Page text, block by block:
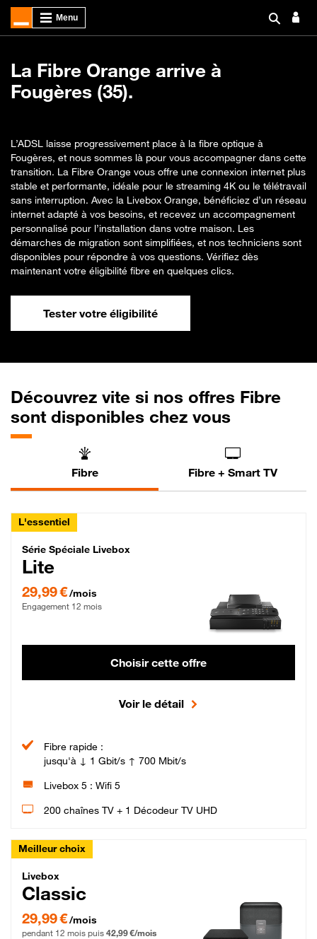
La Fibre Orange arrive à
Fougères (35).
L’ADSL laisse progressivement place à la fibre optique à
Fougères, et nous sommes là pour vous accompagner dans cette
transition. La Fibre Orange vous offre une connexion internet plus
stable et performante, idéale pour le streaming 4K ou le télétravail
sans interruption. Avec la Livebox Orange, bénéficiez d’un réseau
internet adapté à vos besoins, et recevez un accompagnement
personnalisé pour l’installation dans votre maison. Les
démarches de migration sont simplifiées, et nos techniciens sont
disponibles pour répondre à vos questions. Vérifiez dès
maintenant votre éligibilité fibre en quelques clics.
Tester votre éligibilité
Découvrez vite si nos offres Fibre
sont disponibles chez vous
Fibre Fibre + Smart TV
L'essentiel
Série Spéciale Livebox Lite Fibre
Série Spéciale Livebox
Lite
29,99 €/mois
Engagement 12 mois
Choisir cette offre
Voir le détail
Fibre rapide :
jusqu'à ↓ 1 Gbit/s ↑ 700 Mbit/s
Livebox 5 : Wifi 5
200 chaînes TV + 1 Décodeur TV UHD
Meilleur choix
Livebox Classic Fibre
Livebox
Classic
29,99 € par mois pendant 12 mois puis 42,99 € par mois, Engagement 12 mois
29,99 €/mois
pendant 12 mois puis 42,99 €/mois